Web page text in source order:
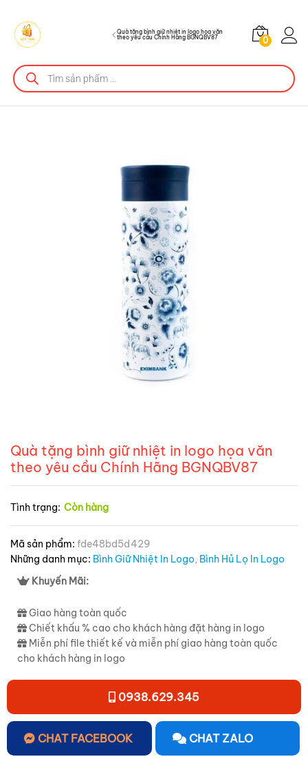
Quà tặng bình giữ nhiệt in logo họa văn
theo yêu cầu Chính Hãng BGNQBV87
0
Quà tặng bình giữ nhiệt in logo họa văn
theo yêu cầu Chính Hãng BGNQBV87
Tình trạng: Còn hàng
Mã sản phẩm: fde48bd5d429
Những danh mục: Bình Giữ Nhiệt In Logo, Bình Hủ Lọ In Logo
Khuyến Mãi:
Giao hàng toàn quốc
Chiết khấu % cao cho khách hàng đặt hàng in logo
Miễn phí file thiết kế và miễn phí giao hàng toàn quốc
cho khách hàng in logo
0938.629.345
CHAT FACEBOOK CHAT ZALO